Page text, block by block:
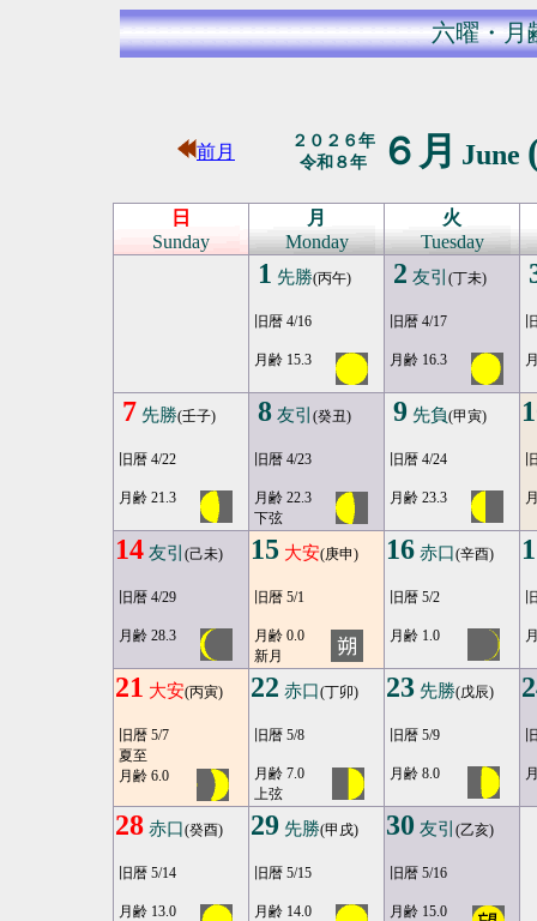
六曜・月
前月
２０２６年
令和８年
６月 June
日
Sunday
月
Monday
火
Tuesday
1 先勝(丙午)
旧暦 4/16
月齢 15.3
2 友引 (丁未)
旧暦 4/17
月齢 16.3
7 先勝(壬子)
旧暦 4/22
月齢 21.3
8 友引 (癸丑)
旧暦 4/23
月齢 22.3
下弦
9 先負(甲寅)
旧暦 4/24
月齢 23.3
14 友引 (己未)
旧暦 4/29
月齢 28.3
15 大安(庚申)
旧暦 5/1
月齢 0.0
新月
16 赤口(辛酉)
旧暦 5/2
月齢 1.0
21 大安(丙寅)
旧暦 5/7
夏至
月齢 6.0
22 赤口(丁卯)
旧暦 5/8
月齢 7.0
上弦
23 先勝(戊辰)
旧暦 5/9
月齢 8.0
28 赤口(癸酉)
旧暦 5/14
月齢 13.0
29 先勝(甲戌)
旧暦 5/15
月齢 14.0
30 友引 (乙亥)
旧暦 5/16
月齢 15.0